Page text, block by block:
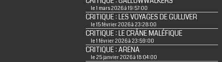
le 1 mars 2026 à 19:57:00
CRITIQUE : LES VOYAGES DE GULLIVER
le 15 février 2026 à 23:28:00
CRITIQUE : LE CRÂNE MALÉFIQUE
le 1 février 2026 à 23:59:00
CRITIQUE : ARENA
le 25 janvier 2026 à 18:04:00